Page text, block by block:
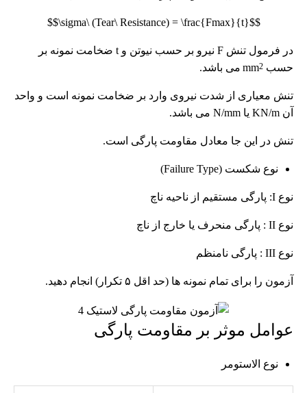
$$\sigma\ (Tear\ Resistance) = \frac{Fmax}{t}$$
در فرمول تنش F نیرو بر حسب نیوتن و t ضخامت نمونه بر
حسب mm 2 می باشد.
تنش معیاری از شدت نیروی وارد بر ضخامت نمونه است و واحد
آن KN/m یا N/mm می باشد.
تنش در این جا معادل مقاومت پارگی است.
نوع شکست (Failure Type)
نوع I: پارگی مستقیم از ناحیه ناچ
نوع II : پارگی منحرف یا خارج از ناچ
نوع III : پارگی نامنظم
آزمون را برای تمام نمونه ها (حد اقل ۵ تکرار) انجام دهید.
عوامل موثر بر مقاومت پارگی
نوع الاستومر